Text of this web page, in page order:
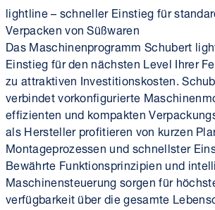
lightline – schneller Einstieg für
Verpacken von Süßwaren
Das Maschinen­programm Schubert
Einstieg für den nächsten Level Ihrer
zu attraktiven Investitions­kosten.
verbindet vorkonfigurierte
effizienten und kompakten
als Hersteller profitieren von kurzen
Montage­prozessen und schnellster
Bewährte Funktions­prinzipien und
Maschinen­steuerung sorgen für
verfügbarkeit über die gesamte